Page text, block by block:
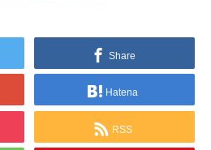
Share
Hatena
RSS